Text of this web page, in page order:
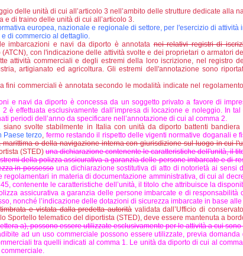
delle unità di cui all’articolo 3 nell’ambito delle strutture dedicate alla
e di traino delle unità di cui all’articolo 3.
europea, nazionale e regionale di settore, per l'esercizio di attività
di commercio al dettaglio.
imbarcazioni e navi da diporto è annotatanei relativi registri di
con l'indicazione delle attività svolte e dei proprietari o armatori
attività commerciali e degli estremi della loro iscrizione, nel registro
artigianato ed agricoltura. Gli estremi dell'annotazione sono
fini commerciali è annotata secondo le modalità indicate nel
e navi da diporto è concessa da un soggetto privato a favore di
è effettuata esclusivamente dall’impresa di locazione e noleggio. In
periodi dell’anno da specificare nell’annotazione di cui al comma 2.
svolte stabilmente in Italia con unità da diporto battenti
Paese terzo, fermo restando il rispetto delle vigenti normative doganali e
marittima o della navigazione interna con giurisdizione sul luogo in cui
(STED) una dichiarazione contenente le caratteristiche dell'unità, il
della polizza assicurativa a garanzia delle persone imbarcate e di
in possesso una dichiarazione sostitutiva di atto di notorietà ai sensi
in materia di documentazione amministrativa, di cui al
contenente le caratteristiche dell’unità, il titolo che attribuisce la
assicurativa a garanzia delle persone imbarcate e di responsabilità
nonché l’indicazione delle dotazioni di sicurezza imbarcate in base
timbrata e vistata dalla predetta autorità validata dall’Ufficio di
Sportello telematico del diportista (STED), deve essere mantenuta a
a), possono essere utilizzate esclusivamente per le attività a cui sono
ad un uso commerciale possono essere utilizzate, previa domanda
tra quelli indicati al comma 1. Le unità da diporto di cui al